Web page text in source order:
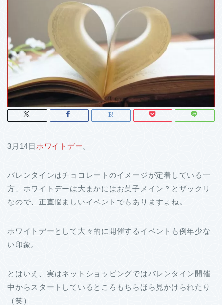
3月14日 ホワイトデー。
バレンタインはチョコレートのイメージが定着している一
方、ホワイトデーは大まかにはお菓子メイン？とザックリ
なので、正直悩ましいイベントでもありますよね。
ホワイトデーとして大々的に開催するイベントも例年少な
い印象。
とはいえ、実はネットショッピングではバレンタイン開催
中からスタートしているところもちらほら見かけられたり
（笑）